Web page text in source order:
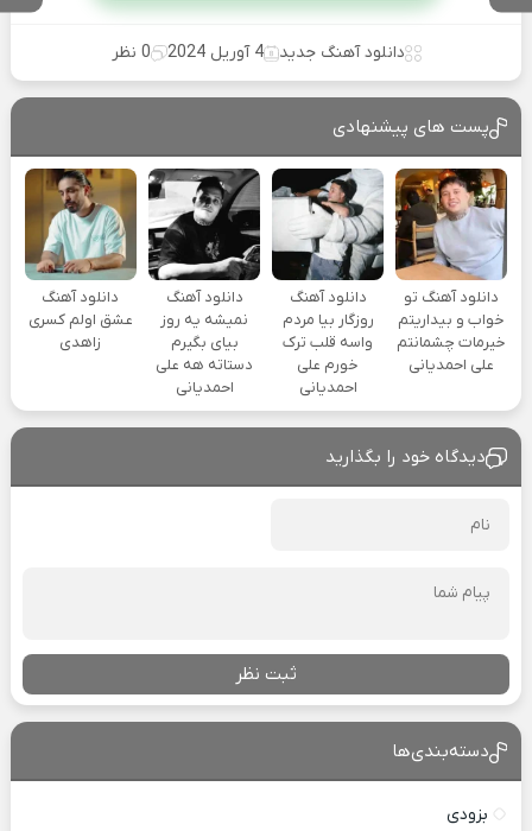
دانلود آهنگ جدید 4 آوریل 2024 0 نظر
پست های پیشنهادی
دانلود آهنگ تو
خواب و بیداریتم
خیرمات چشمانتم
علی احمدیانی
دانلود آهنگ
روزگار بیا مردم
واسه قلب ترک
خورم علی
احمدیانی
دانلود آهنگ
نمیشه یه روز
بیای بگیرم
دستاته هه علی
احمدیانی
دانلود آهنگ
عشق اولم کسری
زاهدی
دیدگاه خود را بگذارید
ثبت نظر
دسته‌بندی‌ها
بزودی